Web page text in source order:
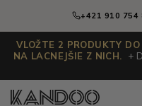
+421 910 754
VLOŽTE 2 PRODUKTY
NA LACNEJŠIE Z NICH.
+